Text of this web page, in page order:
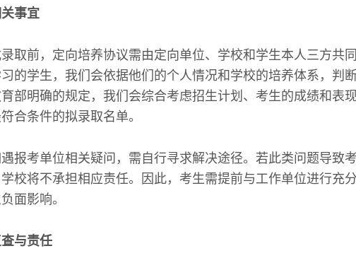
事宜
取前，定向培养协议需由定向单位、学校和学生本人三方共
习的学生，我们会依据他们的个人情况和学校的培养体系，判
部明确的规定，我们会综合考虑招生计划、考生的成绩和表
合条件的拟录取名单。
报考单位相关疑问，需自行寻求解决途径。若此类问题导致
校将不承担相应责任。因此，考生需提前与工作单位进行充
面影响。
与责任